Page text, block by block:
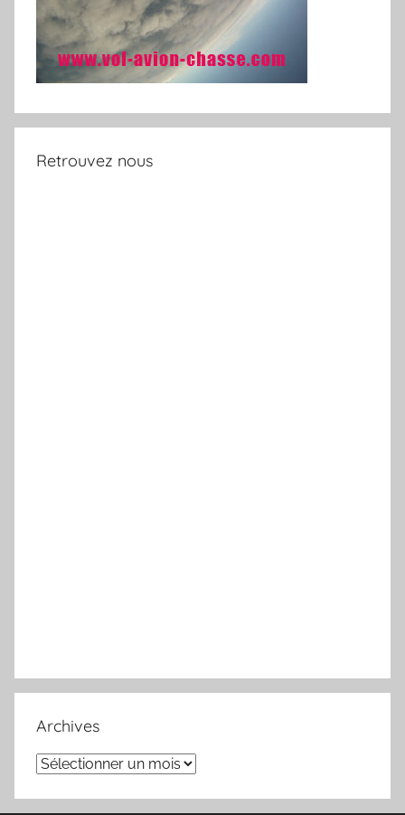
Retrouvez nous
Archives
Archives